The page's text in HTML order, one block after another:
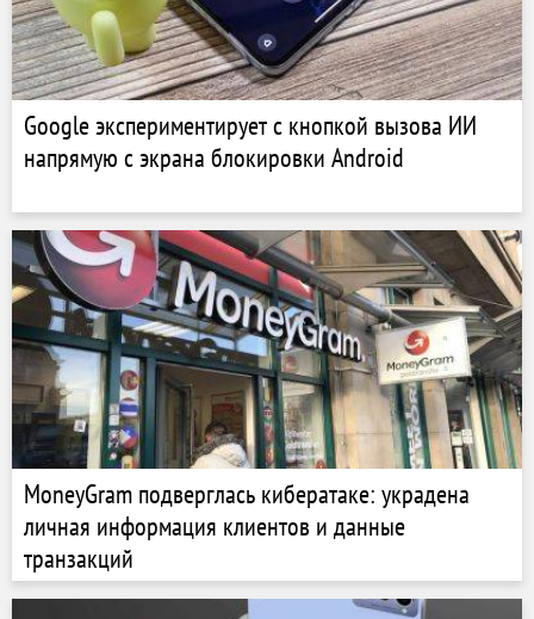
Google экспериментирует с кнопкой вызова ИИ
напрямую с экрана блокировки Android
MoneyGram подверглась кибератаке: украдена
личная информация клиентов и данные
транзакций